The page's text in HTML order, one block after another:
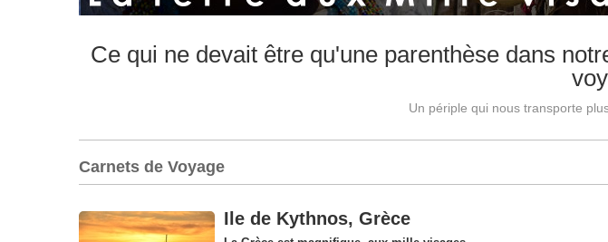
Ce qui ne devait être qu'une parenthèse dans
Un périple qui nous transporte
Carnets de Voyage
Ile de Kythnos, Grèce